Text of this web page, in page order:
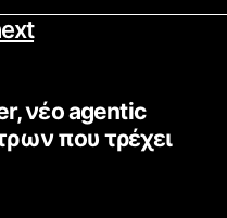
νέο agentic
που τρέχει